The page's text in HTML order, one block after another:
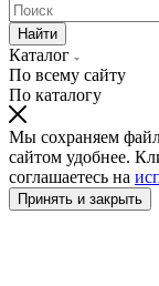
Найти
Каталог
По всему сайту
По каталогу
Мы сохраняем
сайтом удобнее.
соглашаетесь на
Принять и закрыть